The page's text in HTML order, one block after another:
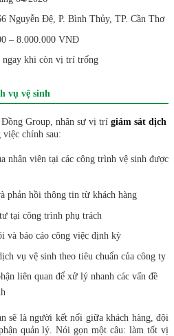
Nguyễn Đệ, P. Bình Thủy, TP. Cần Thơ
– 8.000.000 VNĐ
ngay khi còn vị trí trống
vụ vệ sinh
Group, nhân sự vị trí giám sát dịch
việc chính sau:
nhân viên tại các công trình vệ sinh được
phản hồi thông tin từ khách hàng
tại công trình phụ trách
và báo cáo công việc định kỳ
vụ vệ sinh theo tiêu chuẩn của công ty
liên quan để xử lý nhanh các vấn đề
sẽ là người kết nối giữa khách hàng, đội
quản lý. Nói gọn một câu: làm tốt vị